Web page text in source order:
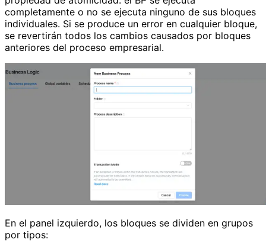
completamente o no se ejecuta ninguno de sus bloques
individuales. Si se produce un error en cualquier bloque,
se revertirán todos los cambios causados ​​por bloques
anteriores del proceso empresarial.
En el panel izquierdo, los bloques se dividen en grupos
por tipos: